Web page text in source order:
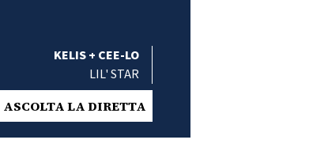
KELIS + CEE-LO
LIL' STAR
ASCOLTA LA DIRETTA